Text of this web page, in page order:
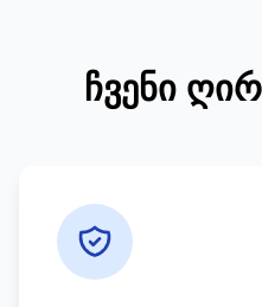
ჩვენი